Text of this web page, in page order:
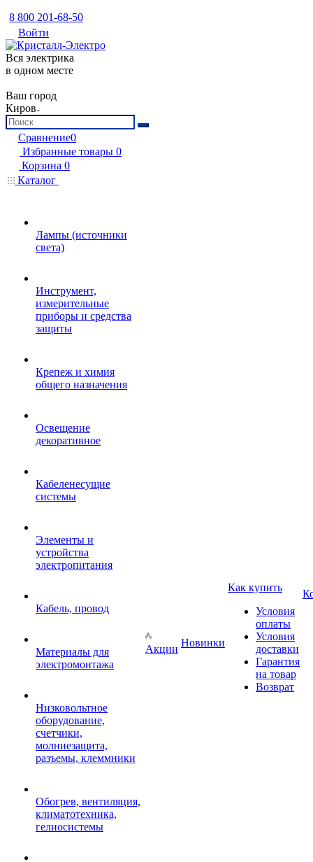
8 800 201-68-50
Войти
Вся электрика
в одном месте
Ваш город
Киров
Сравнение0
Избранные товары 0
Корзина 0
Каталог
Лампы (источники
света)
Инструмент,
измерительные
приборы и средства
защиты
Крепеж и химия
общего назначения
Освещение
декоративное
Кабеленесущие
системы
Элементы и
устройства
электропитания
Кабель, провод
Материалы для
электромонтажа
Низковольтное
оборудование,
счетчики,
молниезащита,
разъемы, клеммники
Обогрев, вентиляция,
климатотехника,
гелиосистемы
Акции
Новинки
Как купить
Условия
оплаты
Условия
доставки
Гарантия
на товар
Возврат